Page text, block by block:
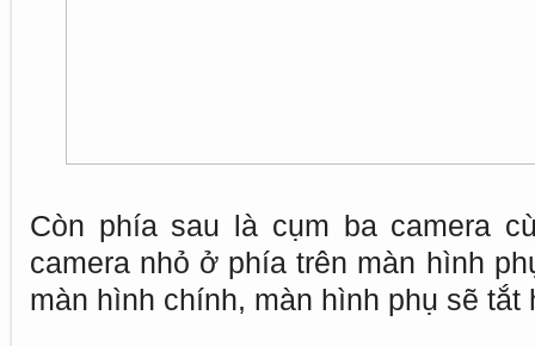
Còn phía sau là cụm ba camera
camera nhỏ ở phía trên màn hình
màn hình chính, màn hình phụ sẽ